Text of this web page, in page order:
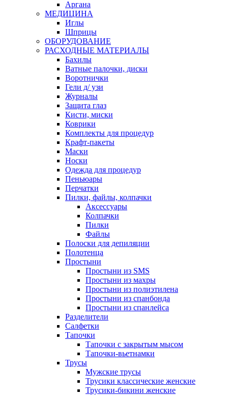
Аргана
МЕДИЦИНА
Иглы
Шприцы
ОБОРУДОВАНИЕ
РАСХОДНЫЕ МАТЕРИАЛЫ
Бахилы
Ватные палочки, диски
Воротнички
Гели д/ узи
Журналы
Защита глаз
Кисти, миски
Коврики
Комплекты для процедур
Крафт-пакеты
Маски
Носки
Одежда для процедур
Пеньюары
Перчатки
Пилки, файлы, колпачки
Аксессуары
Колпачки
Пилки
Файлы
Полоски для депиляции
Полотенца
Простыни
Простыни из SMS
Простыни из махры
Простыни из полиэтилена
Простыни из спанбонда
Простыни из спанлейса
Разделители
Салфетки
Тапочки
Тапочки с закрытым мысом
Тапочки-вьетнамки
Трусы
Мужские трусы
Трусики классические женские
Трусики-бикини женские